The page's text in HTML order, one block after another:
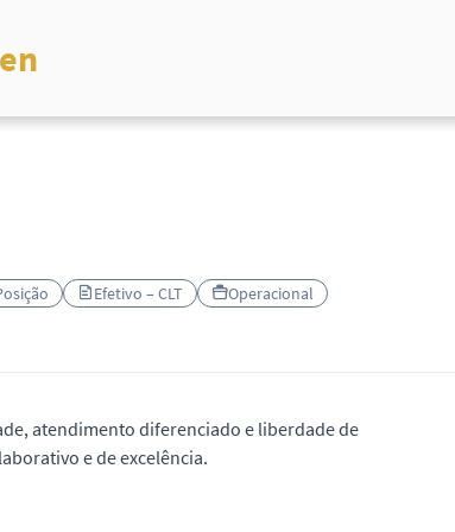
Efetivo – CLT
Operacional
atendimento diferenciado e liberdade de
e de excelência.